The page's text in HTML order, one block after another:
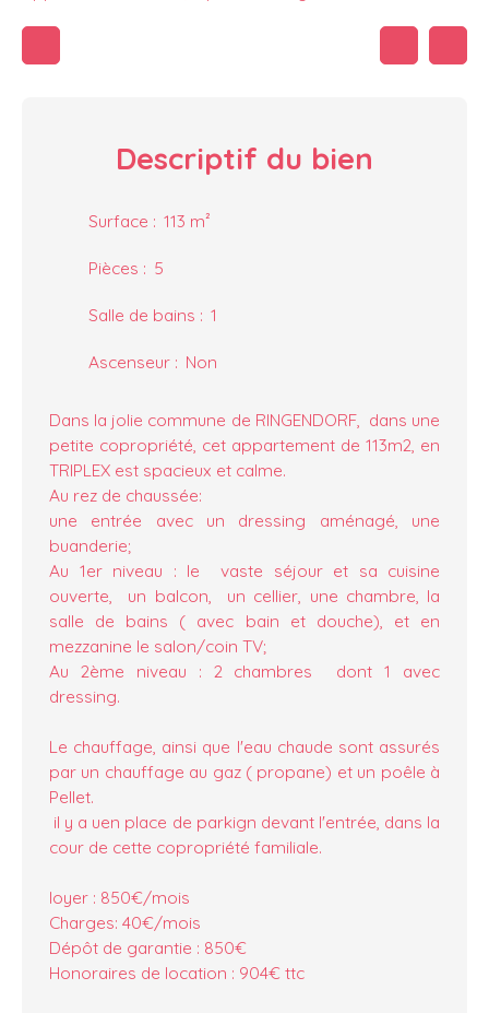
Descriptif du bien
Surface : 113 m²
Pièces : 5
Salle de bains : 1
Ascenseur : Non
Dans la jolie commune de RINGENDORF, dans une
petite copropriété, cet appartement de 113m2, en
TRIPLEX est spacieux et calme.
Au rez de chaussée:
une entrée avec un dressing aménagé, une
buanderie;
Au 1er niveau : le vaste séjour et sa cuisine
ouverte, un balcon, un cellier, une chambre, la
salle de bains ( avec bain et douche), et en
mezzanine le salon/coin TV;
Au 2ème niveau : 2 chambres dont 1 avec
dressing.
Le chauffage, ainsi que l'eau chaude sont assurés
par un chauffage au gaz ( propane) et un poêle à
Pellet.
il y a uen place de parkign devant l'entrée, dans la
cour de cette copropriété familiale.
loyer : 850€/mois
Charges: 40€/mois
Dépôt de garantie : 850€
Honoraires de location : 904€ ttc